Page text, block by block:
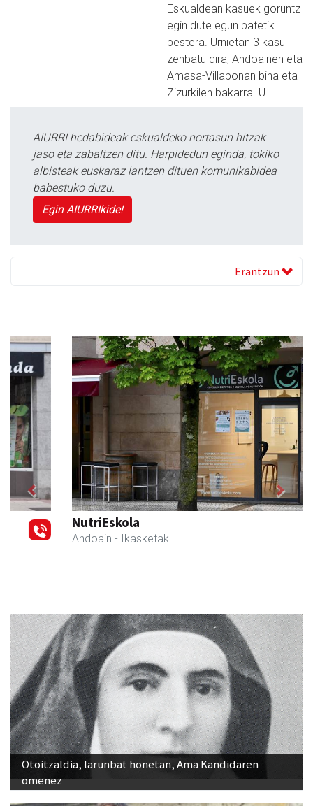
Eskualdean kasuek goruntz
egin dute egun batetik
bestera. Urnietan 3 kasu
zenbatu dira, Andoainen eta
Amasa-Villabonan bina eta
Zizurkilen bakarra. U…
AIURRI hedabideak eskualdeko nortasun hitzak
jaso eta zabaltzen ditu. Harpidedun eginda, tokiko
albisteak euskaraz lantzen dituen komunikabidea
babestuko duzu.
Egin AIURRIkide!
Erantzun
NutriEskola
Andoain - Ikasketak
Previous Next
Otoitzaldia, larunbat honetan, Ama Kandidaren
omenez